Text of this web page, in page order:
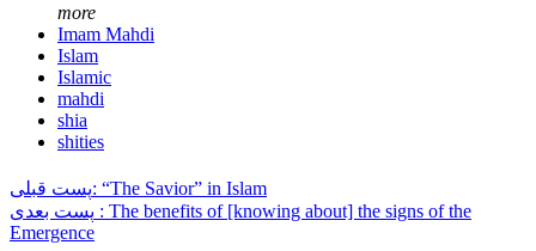
more
Imam Mahdi
Islam
Islamic
mahdi
shia
shities
پست قبلی: “The Savior” in Islam
پست بعدی : The benefits of [knowing about] the signs of the
Emergence